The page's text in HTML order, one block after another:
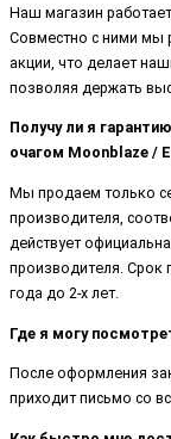
Наш магазин
Совместно с ними мы
акции, что делает
позволяя держать
Получу ли я
очагом Moonblaze /
Мы продаем только
производителя,
действует
производителя. Срок
года до 2-х лет.
Где я могу
После оформления
приходит письмо со